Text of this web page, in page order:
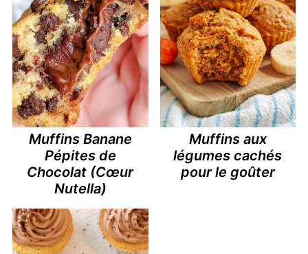
Muffins Banane
Pépites de
Chocolat (Cœur
Nutella)
Muffins aux
légumes cachés
pour le goûter